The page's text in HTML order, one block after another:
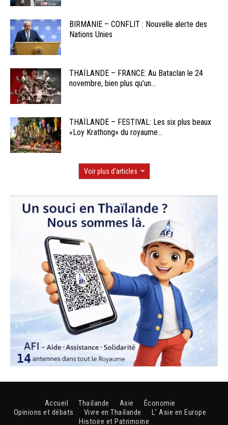
BIRMANIE – CONFLIT : Nouvelle alerte des
Nations Unies
THAÏLANDE – FRANCE: Au Bataclan le 24
novembre, bien plus qu’un...
THAÏLANDE – FESTIVAL: Les six plus beaux
«Loy Krathong» du royaume...
Voir plus d'articles
Accueil Thaïlande Asie
Économie
Opinions et débats
Vivre en Thaïlande
L’ Asie en Europe
Histoire et Patrimoine